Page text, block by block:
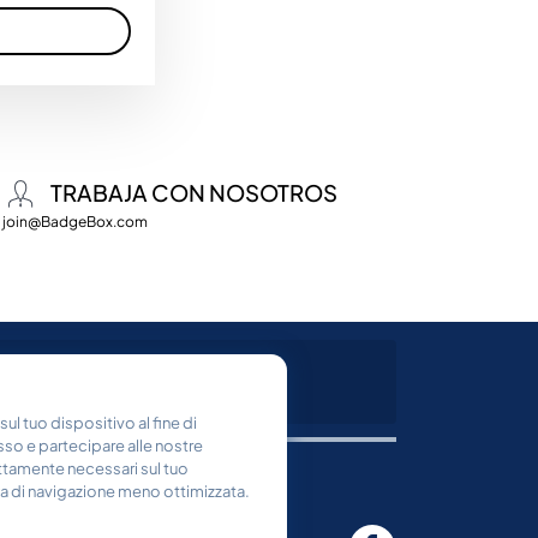
TRABAJA CON NOSOTROS
join@BadgeBox.com
tuo dispositivo al fine di
e partecipare alle nostre
necessari sul tuo
di navigazione meno ottimizzata.